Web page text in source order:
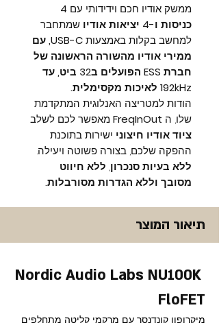
ממשק אודיו חכם וידידותי עם 4
כניסות ו-4 יציאות אודיו
שמתחבר
למחשב בקלות באמצעות
USB-C, עם
ממירי אודיו מהשורה הראשונה של
חברת ESS הפועלים ב32 ביט, עד
192kHz לאיכות מקסימלית.
הודות למטריצה האנלוגית המתקדמת
שלו, ה FreqInOutמאפשר לכם לשלב
ציוד אודיו חיצוני ישירות בתוכנת
ההפקה שלכם, בצורה פשוטה ויעילה.
ללא בעיות סנכרון, ללא חיווט
מסובך וללא הגדרות מסורבלות.
תיאור המוצר
Nordic Audio Labs NU100K
FloFET
מיקרופון קונדנסר עם מרקמי קליטה מתחלפים